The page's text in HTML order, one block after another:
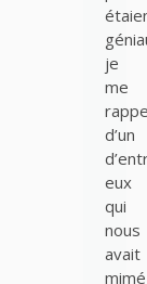
je
me
d’un
eux
qui
nous
avait
mimé